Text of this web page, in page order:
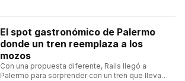
El spot gastronómico de Palermo
donde un tren reemplaza a los
mozos
Con una propuesta diferente, Rails llegó a
Palermo para sorprender con un tren que lleva